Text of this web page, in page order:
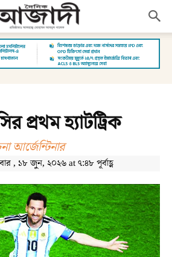
প্রথম হ্যাটট্রিক
আর্জেন্টিনার
, ১৮ জুন, ২০২৬ at ৭:৪৮ পূর্বাহ্ণ